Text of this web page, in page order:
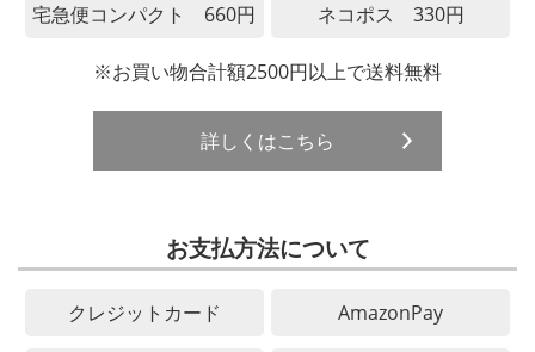
宅急便コンパクト 660円 ネコポス 330円
※お買い物合計額2500円以上で送料無料
詳しくはこちら
お支払方法について
クレジットカード AmazonPay